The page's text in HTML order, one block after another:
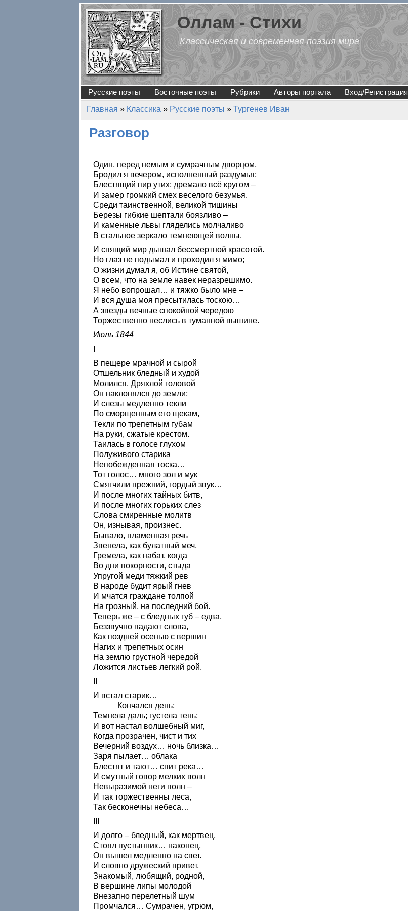
Перейти к основному содержанию
Оллам - Стихи
Классическая и современная поэзия мира
Русские поэты Восточные поэты Рубрики Авторы портала Вход/Регистрация
Вы здесь
Главная » Классика » Русские поэты » Тургенев Иван
Разговор
Один, перед немым и сумрачным дворцом,
Бродил я вечером, исполненный раздумья;
Блестящий пир утих; дремало всё кругом –
И замер громкий смех веселого безумья.
Среди таинственной, великой тишины
Березы гибкие шептали боязливо –
И каменные львы гляделись молчаливо
В стальное зеркало темнеющей волны.
И спящий мир дышал бессмертной красотой.
Но глаз не подымал и проходил я мимо;
О жизни думал я, об Истине святой,
О всем, что на земле навек неразрешимо.
Я небо вопрошал… и тяжко было мне –
И вся душа моя пресытилась тоскою…
А звезды вечные спокойной чередою
Торжественно неслись в туманной вышине.
Июль 1844
В пещере мрачной и сырой
Отшельник бледный и худой
Молился. Дряхлой головой
Он наклонялся до земли;
И слезы медленно текли
По сморщенным его щекам,
Текли по трепетным губам
На руки, сжатые крестом.
Таилась в голосе глухом
Полуживого старика
Непобежденная тоска…
Тот голос… много зол и мук
Смягчили прежний, гордый звук…
И после многих тайных битв,
И после многих горьких слез
Слова смиренные молитв
Он, изнывая, произнес.
Бывало, пламенная речь
Звенела, как булатный меч,
Гремела, как набат, когда
Во дни покорности, стыда
Упругой меди тяжкий рев
В народе будит ярый гнев
И мчатся граждане толпой
На грозный, на последний бой.
Теперь же – с бледных губ – едва,
Беззвучно падают слова,
Как поздней осенью с вершин
Нагих и трепетных осин
На землю грустной чередой
Ложится листьев легкий рой.
И встал старик…
Кончался день;
Темнела даль; густела тень;
И вот настал волшебный миг,
Когда прозрачен, чист и тих
Вечерний воздух… ночь близка…
Заря пылает… облака
Блестят и тают… спит река…
И смутный говор мелких волн
Невыразимой неги полн –
И так торжественны леса,
Так бесконечны небеса…
И долго – бледный, как мертвец,
Стоял пустынник… наконец,
Он вышел медленно на свет.
И словно дружеский привет,
Знакомый, любящий, родной,
В вершине липы молодой
Внезапно перелетный шум
Промчался… Сумрачен, угрюм,